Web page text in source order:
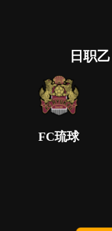
日职乙
FC琉球